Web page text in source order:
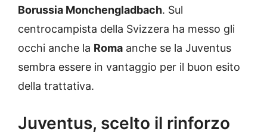
Borussia Monchengladbach. Sul
centrocampista della Svizzera ha messo gli
occhi anche la Roma anche se la Juventus
sembra essere in vantaggio per il buon esito
della trattativa.
Juventus, scelto il rinforzo